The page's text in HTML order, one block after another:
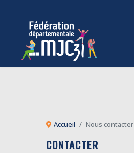
Accueil Nous contacter
CONTACTER